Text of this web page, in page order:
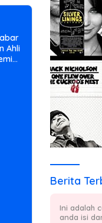
Ahli
Berita
Ini adalah
anda isi